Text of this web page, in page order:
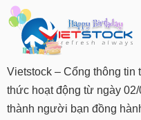
Vietstock – Cổng thông tin
thức hoạt động từ ngày
thành người bạn đồng